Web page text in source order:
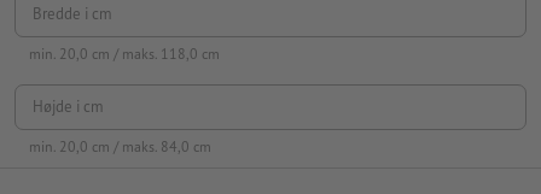
Bredde i cm
min. 20,0 cm / maks. 118,0 cm
Højde i cm
min. 20,0 cm / maks. 84,0 cm